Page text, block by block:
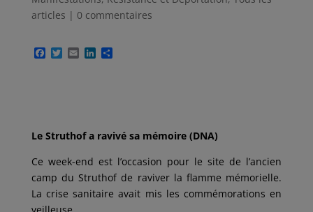
articles | 0 commentaires
F
k
T E L
n
P
r
Le Struthof a ravivé sa mémoire (DNA)
Ce week-end est l’occasion pour le site de l’ancien
camp du Struthof de raviver la flamme mémorielle.
La crise sanitaire avait mis les commémorations en